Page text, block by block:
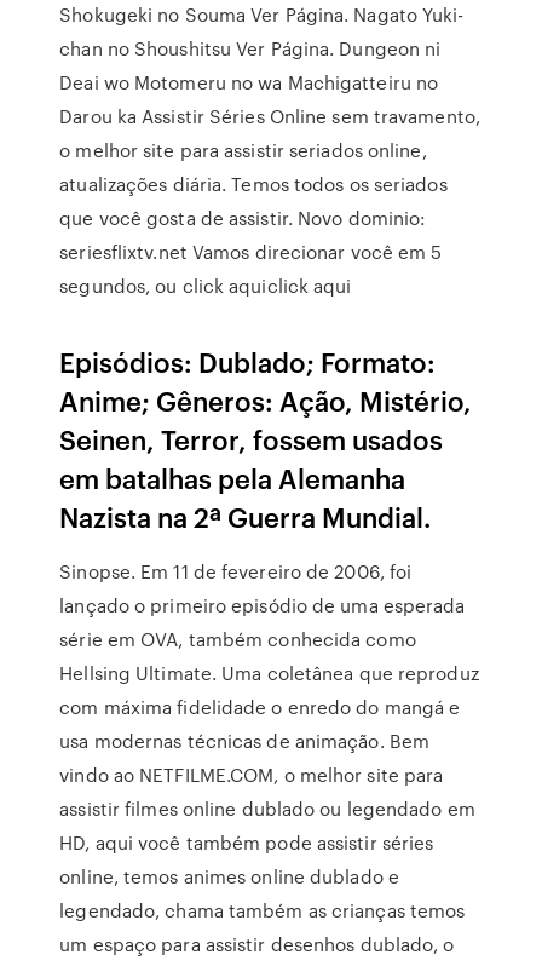
Shokugeki no Souma Ver Página. Nagato Yuki-
chan no Shoushitsu Ver Página. Dungeon ni
Deai wo Motomeru no wa Machigatteiru no
Darou ka Assistir Séries Online sem travamento,
o melhor site para assistir seriados online,
atualizações diária. Temos todos os seriados
que você gosta de assistir. Novo dominio:
seriesflixtv.net Vamos direcionar você em 5
segundos, ou click aquiclick aqui
Episódios: Dublado; Formato:
Anime; Gêneros: Ação, Mistério,
Seinen, Terror, fossem usados
em batalhas pela Alemanha
Nazista na 2ª Guerra Mundial.
Sinopse. Em 11 de fevereiro de 2006, foi
lançado o primeiro episódio de uma esperada
série em OVA, também conhecida como
Hellsing Ultimate. Uma coletânea que reproduz
com máxima fidelidade o enredo do mangá e
usa modernas técnicas de animação. Bem
vindo ao NETFILME.COM, o melhor site para
assistir filmes online dublado ou legendado em
HD, aqui você também pode assistir séries
online, temos animes online dublado e
legendado, chama também as crianças temos
um espaço para assistir desenhos dublado, o